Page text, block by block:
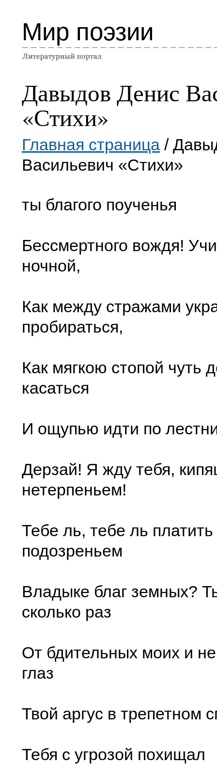
Мир поэзии
Давыдов Денис
«Стихи»
Главная страница /
Васильевич «Стихи»
ты благого поученья
Бессмертного вождя!
ночной,
Как между стражами
пробираться,
Как мягкою стопой чуть
касаться
И ощупью идти по
Дерзай! Я жду тебя,
нетерпеньем!
Тебе ль, тебе ль
подозреньем
Владыке благ земных?
сколько раз
От бдительных моих и
глаз
Твой аргус в трепетном
Тебя с угрозой похищал